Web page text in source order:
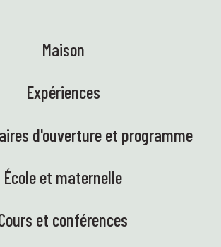
Maison
Expériences
d'ouverture et programme
École et maternelle
et conférences